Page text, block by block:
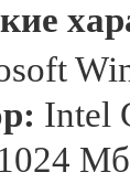
: Intel
1024 Mб